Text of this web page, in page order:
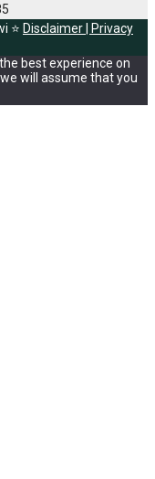
⭐ Disclaimer | Privacy
best experience on
will assume that you